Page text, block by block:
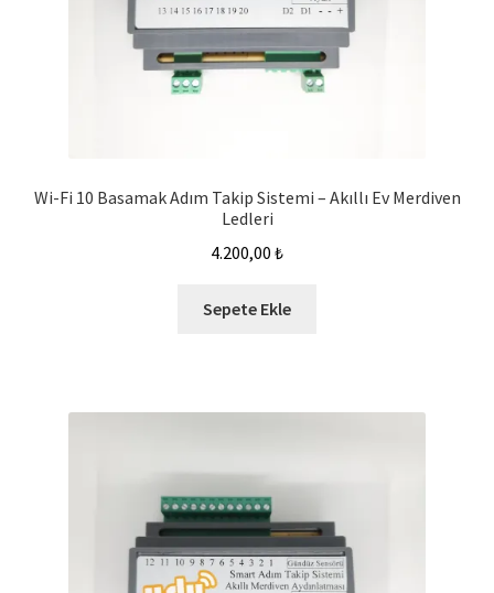
Wi-Fi 10 Basamak Adım Takip Sistemi – Akıllı Ev Merdiven
Ledleri
4.200,00 ₺
Sepete Ekle